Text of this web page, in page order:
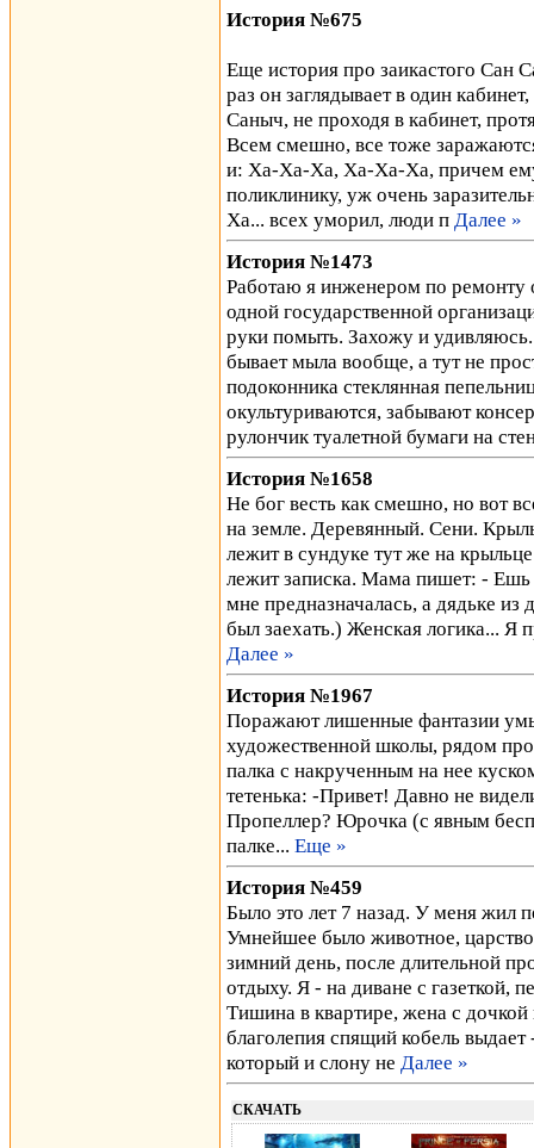
История №675
Еще история про заикастого Сан
раз он заглядывает в один
Саныч, не проходя в кабинет,
Всем смешно, все тоже
и: Ха-Ха-Ха, Ха-Ха-Ха, причем
поликлинику, уж очень
Ха... всех уморил, люди п Далее »
История №1473
Работаю я инженером по ремонту
одной государственной
руки помыть. Захожу и удивляюсь.
бывает мыла вообще, а тут не
подоконника стеклянная
окультуриваются, забывают
рулончик туалетной бумаги на
История №1658
Не бог весть как смешно, но вот
на земле. Деревянный. Сени.
лежит в сундуке тут же на
лежит записка. Мама пишет: - Ешь
мне предназначалась, а дядьке из
был заехать.) Женская логика...
Далее »
История №1967
Поражают лишенные фантазии
художественной школы, рядом
палка с накрученным на нее
тетенька: -Привет! Давно не
Пропеллер? Юрочка (с явным
палке... Еще »
История №459
Было это лет 7 назад. У меня жил
Умнейшее было животное,
зимний день, после длительной
отдыху. Я - на диване с газеткой,
Тишина в квартире, жена с дочкой
благолепия спящий кобель
который и слону не Далее »
СКАЧАТЬ